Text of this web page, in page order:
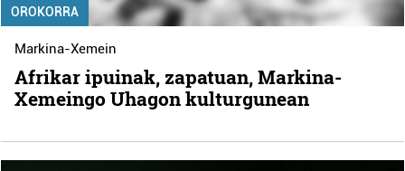
OROKORRA
Markina-Xemein
Afrikar ipuinak, zapatuan, Markina-
Xemeingo Uhagon kulturgunean